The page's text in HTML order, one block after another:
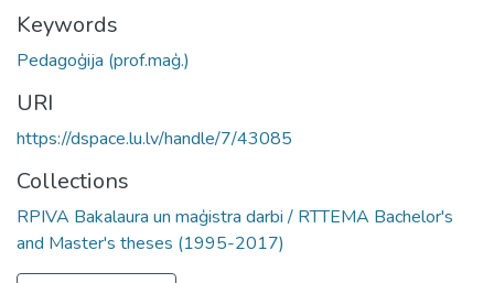
Keywords
Pedagoģija (prof.maģ.)
URI
https://dspace.lu.lv/handle/7/43085
Collections
RPIVA Bakalaura un maģistra darbi / RTTEMA Bachelor's
and Master's theses (1995-2017)